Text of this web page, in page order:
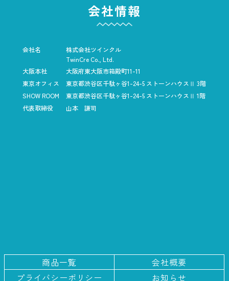
会社情報
会社名
株式会社ツインクル
TwinCre Co., Ltd.
大阪本社
大阪府東大阪市箱殿町11-11
東京オフィス
東京都渋谷区千駄ヶ谷1-24-5 ストーンハウスⅡ 3階
SHOW ROOM
東京都渋谷区千駄ヶ谷1-24-5 ストーンハウスⅡ 1階
代表取締役
山本 謙司
商品一覧
会社概要
プライバシーポリシー お知らせ